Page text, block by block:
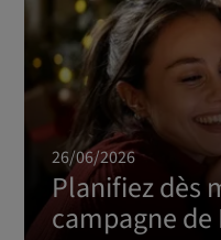
26/06/2026
Planifiez dès
campagne de